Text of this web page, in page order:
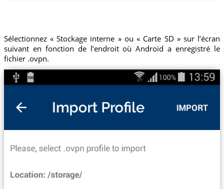
Sélectionnez « Stockage interne » ou « Carte SD » sur l’écran
suivant en fonction de l’endroit où Android a enregistré le
fichier .ovpn.